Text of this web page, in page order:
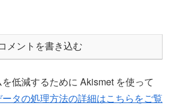
メントを書き込む
低減するために Akismet を使って
タの処理方法の詳細はこちらをご覧